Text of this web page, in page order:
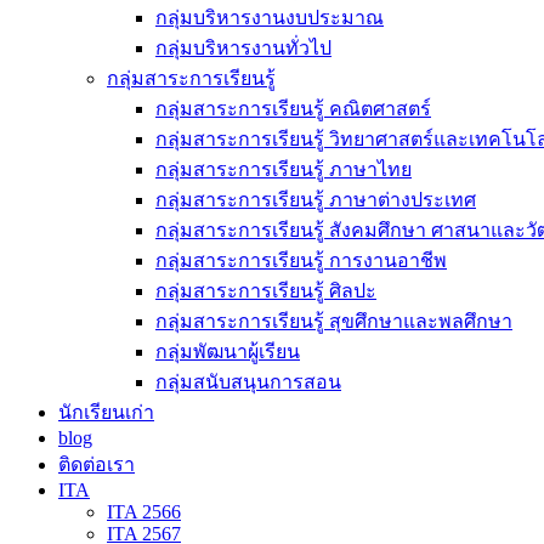
กลุ่มบริหารงานงบประมาณ
กลุ่มบริหารงานทั่วไป
กลุ่มสาระการเรียนรู้
กลุ่มสาระการเรียนรู้ คณิตศาสตร์
กลุ่มสาระการเรียนรู้ วิทยาศาสตร์และเทคโนโ
กลุ่มสาระการเรียนรู้ ภาษาไทย
กลุ่มสาระการเรียนรู้ ภาษาต่างประเทศ
กลุ่มสาระการเรียนรู้ สังคมศึกษา ศาสนาและ
กลุ่มสาระการเรียนรู้ การงานอาชีพ
กลุ่มสาระการเรียนรู้ ศิลปะ
กลุ่มสาระการเรียนรู้ สุขศึกษาและพลศึกษา
กลุ่มพัฒนาผู้เรียน
กลุ่มสนับสนุนการสอน
นักเรียนเก่า
blog
ติดต่อเรา
ITA
ITA 2566
ITA 2567